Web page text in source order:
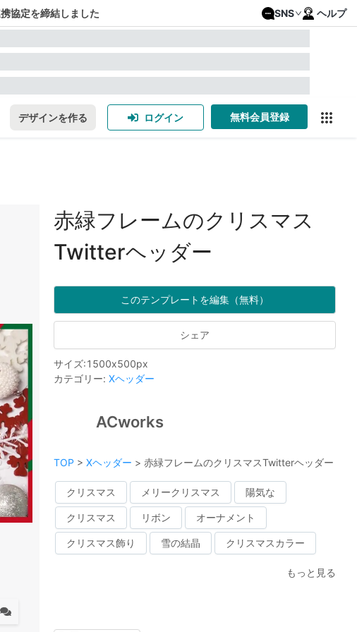
協定を締結しました SNS ヘルプ
デザインを作る ログイン 無料会員登録
赤緑フレームのクリスマス
Twitterヘッダー
このテンプレートを編集（無料）
シェア
サイズ:1500x500px
カテゴリー: Xヘッダー
ACworks
TOP > Xヘッダー > 赤緑フレームのクリスマスTwitterヘッダー
クリスマス メリークリスマス 陽気な
クリスマス リボン オーナメント
クリスマス飾り 雪の結晶 クリスマスカラー
もっと見る